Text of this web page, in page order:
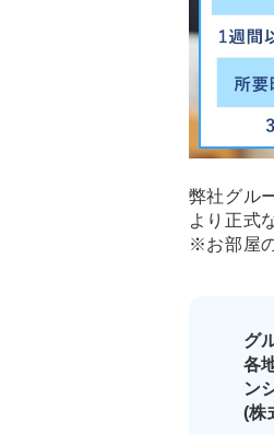
弊社グル
より正式
※お部屋
グ
各
ン
(株